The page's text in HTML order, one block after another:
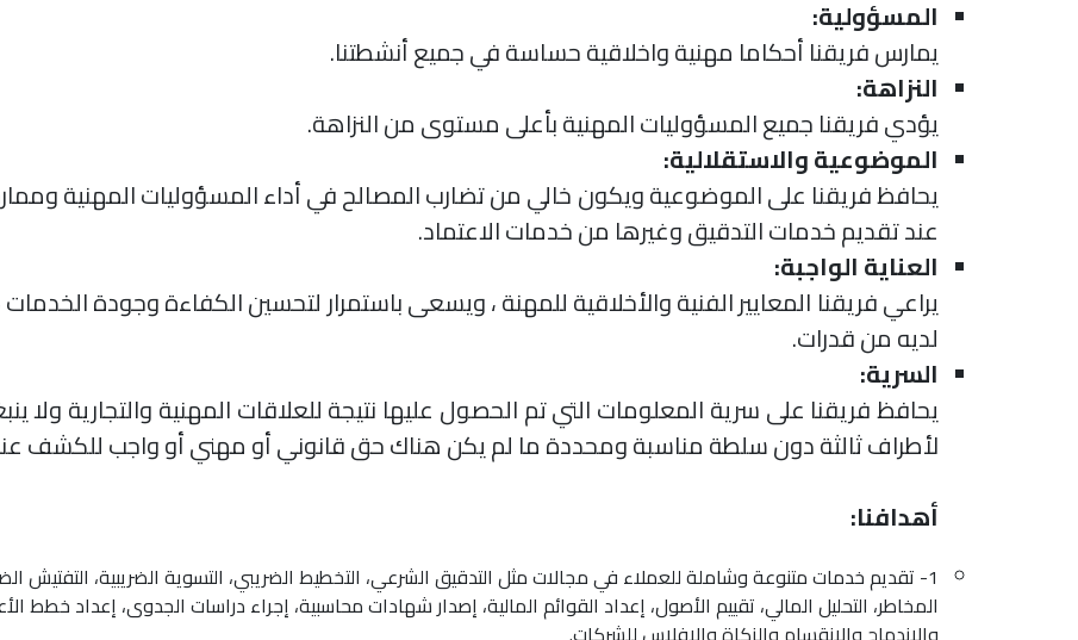
المسؤولية:
يمارس فريقنا أحكاما مهنية واخلاقية حساسة في جميع أنشطتنا.
النزاهة:
يؤدي فريقنا جميع المسؤوليات المهنية بأعلى مستوى من النزاهة.
الموضوعية والاستقلالية:
يحافظ فريقنا على الموضوعية ويكون خالي من تضارب المصالح في أداء المسؤوليات المهنية
عند تقديم خدمات التدقيق وغيرها من خدمات الاعتماد.
العناية الواجبة:
يراعي فريقنا المعايير الفنية والأخلاقية للمهنة ، ويسعى باستمرار لتحسين الكفاءة وجودة
لديه من قدرات.
السرية:
يحافظ فريقنا على سرية المعلومات التي تم الحصول عليها نتيجة للعلاقات المهنية والتجارية
لأطراف ثالثة دون سلطة مناسبة ومحددة ما لم يكن هناك حق قانوني أو مهني أو واجب للكشف
أهدافنا:
1- تقديم خدمات متنوعة وشاملة للعملاء في مجالات مثل التدقيق الشرعي، التخطيط الضريبي، التسوية الضريبية، التفتيش
المخاطر، التحليل المالي، تقييم الأصول، إعداد القوائم المالية، إصدار شهادات محاسبية، إجراء دراسات الجدوى، إعداد خطط